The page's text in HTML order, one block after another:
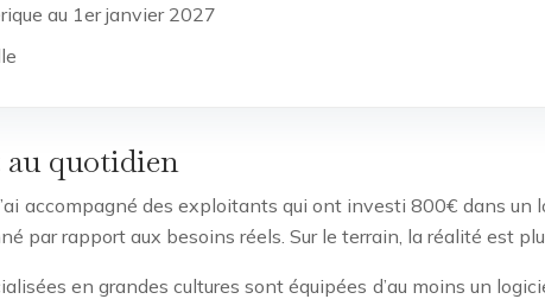
au 1er janvier 2027
quotidien
accompagné des exploitants qui ont investi 800€ dans un
par rapport aux besoins réels. Sur le terrain, la réalité est
en grandes cultures sont équipées d’au moins un